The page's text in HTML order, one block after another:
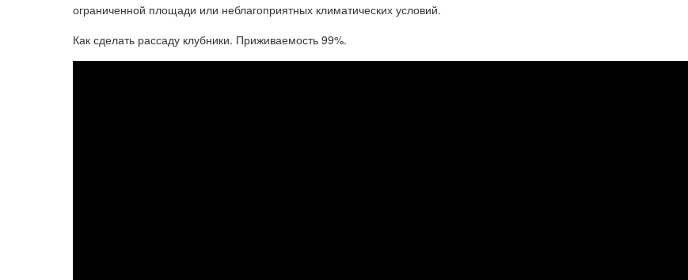
ограниченной площади или неблагоприятных климатических условий.
Как сделать рассаду клубники. Приживаемость 99%.